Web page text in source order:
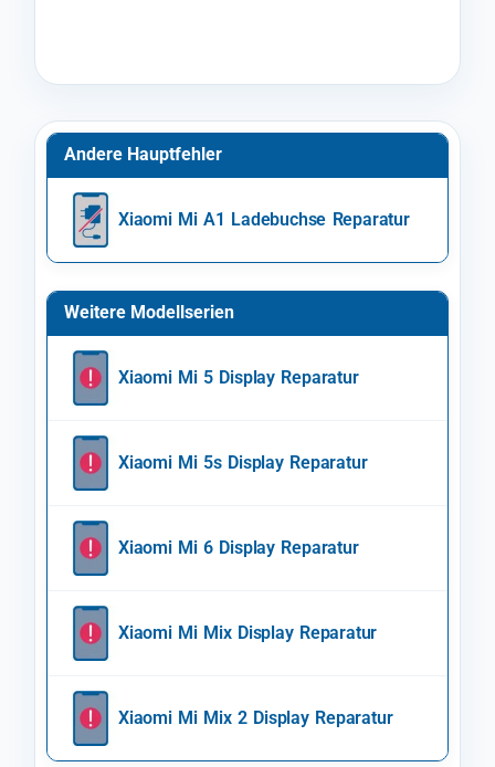
Andere Hauptfehler
Xiaomi Mi A1 Ladebuchse Reparatur
Weitere Modellserien
Xiaomi Mi 5 Display Reparatur
Xiaomi Mi 5s Display Reparatur
Xiaomi Mi 6 Display Reparatur
Xiaomi Mi Mix Display Reparatur
Xiaomi Mi Mix 2 Display Reparatur